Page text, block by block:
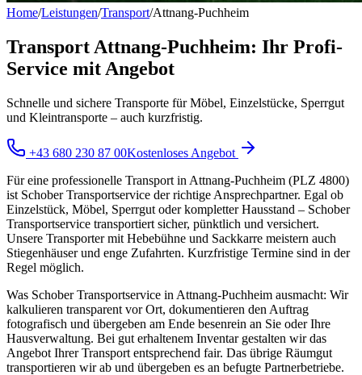
Home/Leistungen/Transport/Attnang-Puchheim
Transport Attnang-Puchheim: Ihr Profi-
Service mit Angebot
Schnelle und sichere Transporte für Möbel, Einzelstücke, Sperrgut
und Kleintransporte – auch kurzfristig.
+43 680 230 87 00Kostenloses Angebot
Für eine professionelle Transport in Attnang-Puchheim (PLZ 4800)
ist Schober Transportservice der richtige Ansprechpartner. Egal ob
Einzelstück, Möbel, Sperrgut oder kompletter Hausstand – Schober
Transportservice transportiert sicher, pünktlich und versichert.
Unsere Transporter mit Hebebühne und Sackkarre meistern auch
Stiegenhäuser und enge Zufahrten. Kurzfristige Termine sind in der
Regel möglich.
Was Schober Transportservice in Attnang-Puchheim ausmacht: Wir
kalkulieren transparent vor Ort, dokumentieren den Auftrag
fotografisch und übergeben am Ende besenrein an Sie oder Ihre
Hausverwaltung. Bei gut erhaltenem Inventar gestalten wir das
Angebot Ihrer Transport entsprechend fair. Das übrige Räumgut
transportieren wir ab und übergeben es an befugte Partnerbetriebe.